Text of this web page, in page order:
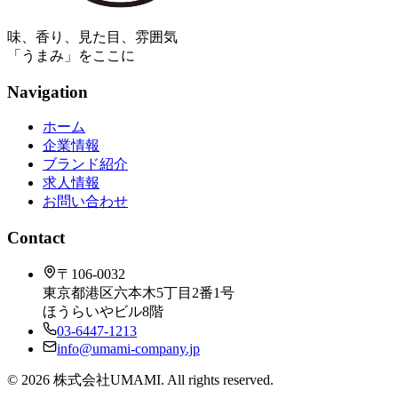
味、香り、見た目、雰囲気
「うまみ」をここに
Navigation
ホーム
企業情報
ブランド紹介
求人情報
お問い合わせ
Contact
〒106-0032
東京都港区六本木5丁目2番1号
ほうらいやビル8階
03-6447-1213
info@umami-company.jp
© 2026 株式会社UMAMI. All rights reserved.